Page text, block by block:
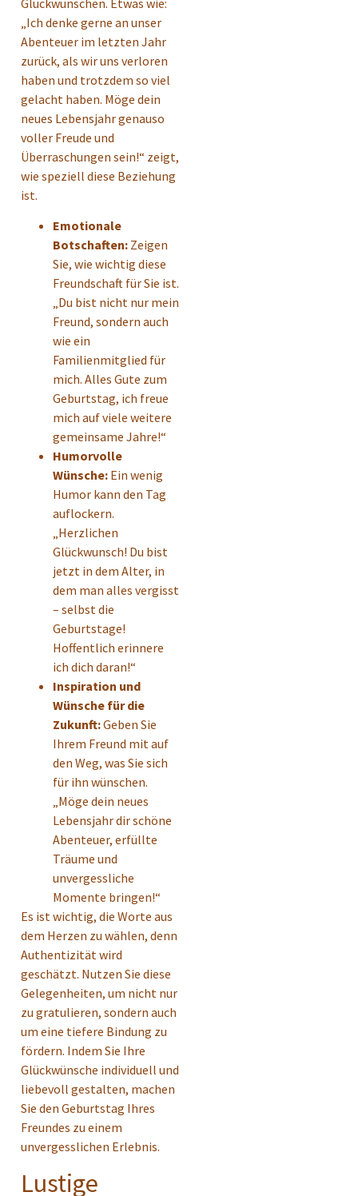
„Ich denke gerne an unser
Abenteuer im letzten Jahr
zurück, als wir uns verloren
haben und trotzdem so viel
gelacht haben. Möge dein
neues Lebensjahr genauso
voller Freude und
Überraschungen sein!“ zeigt,
wie speziell diese Beziehung
ist.
Emotionale
Botschaften: Zeigen
Sie, wie wichtig diese
Freundschaft für Sie ist.
„Du bist nicht nur mein
Freund, sondern auch
wie ein
Familienmitglied für
mich. Alles Gute zum
Geburtstag, ich freue
mich auf viele weitere
gemeinsame Jahre!“
Humorvolle
Wünsche: Ein wenig
Humor kann den Tag
auflockern.
„Herzlichen
Glückwunsch! Du bist
jetzt in dem Alter, in
dem man alles vergisst
– selbst die
Geburtstage!
Hoffentlich erinnere
ich dich daran!“
Inspiration und
Wünsche für die
Zukunft:Geben Sie
Ihrem Freund mit auf
den Weg, was Sie sich
für ihn wünschen.
„Möge dein neues
Lebensjahr dir schöne
Abenteuer, erfüllte
Träume und
unvergessliche
Momente bringen!“
Es ist wichtig, die Worte aus
dem Herzen zu wählen, denn
Authentizität wird
geschätzt. Nutzen Sie diese
Gelegenheiten, um nicht nur
zu gratulieren, sondern auch
um eine tiefere Bindung zu
fördern. Indem Sie Ihre
Glückwünsche individuell und
liebevoll gestalten, machen
Sie den Geburtstag Ihres
Freundes zu einem
unvergesslichen Erlebnis.
Lustige